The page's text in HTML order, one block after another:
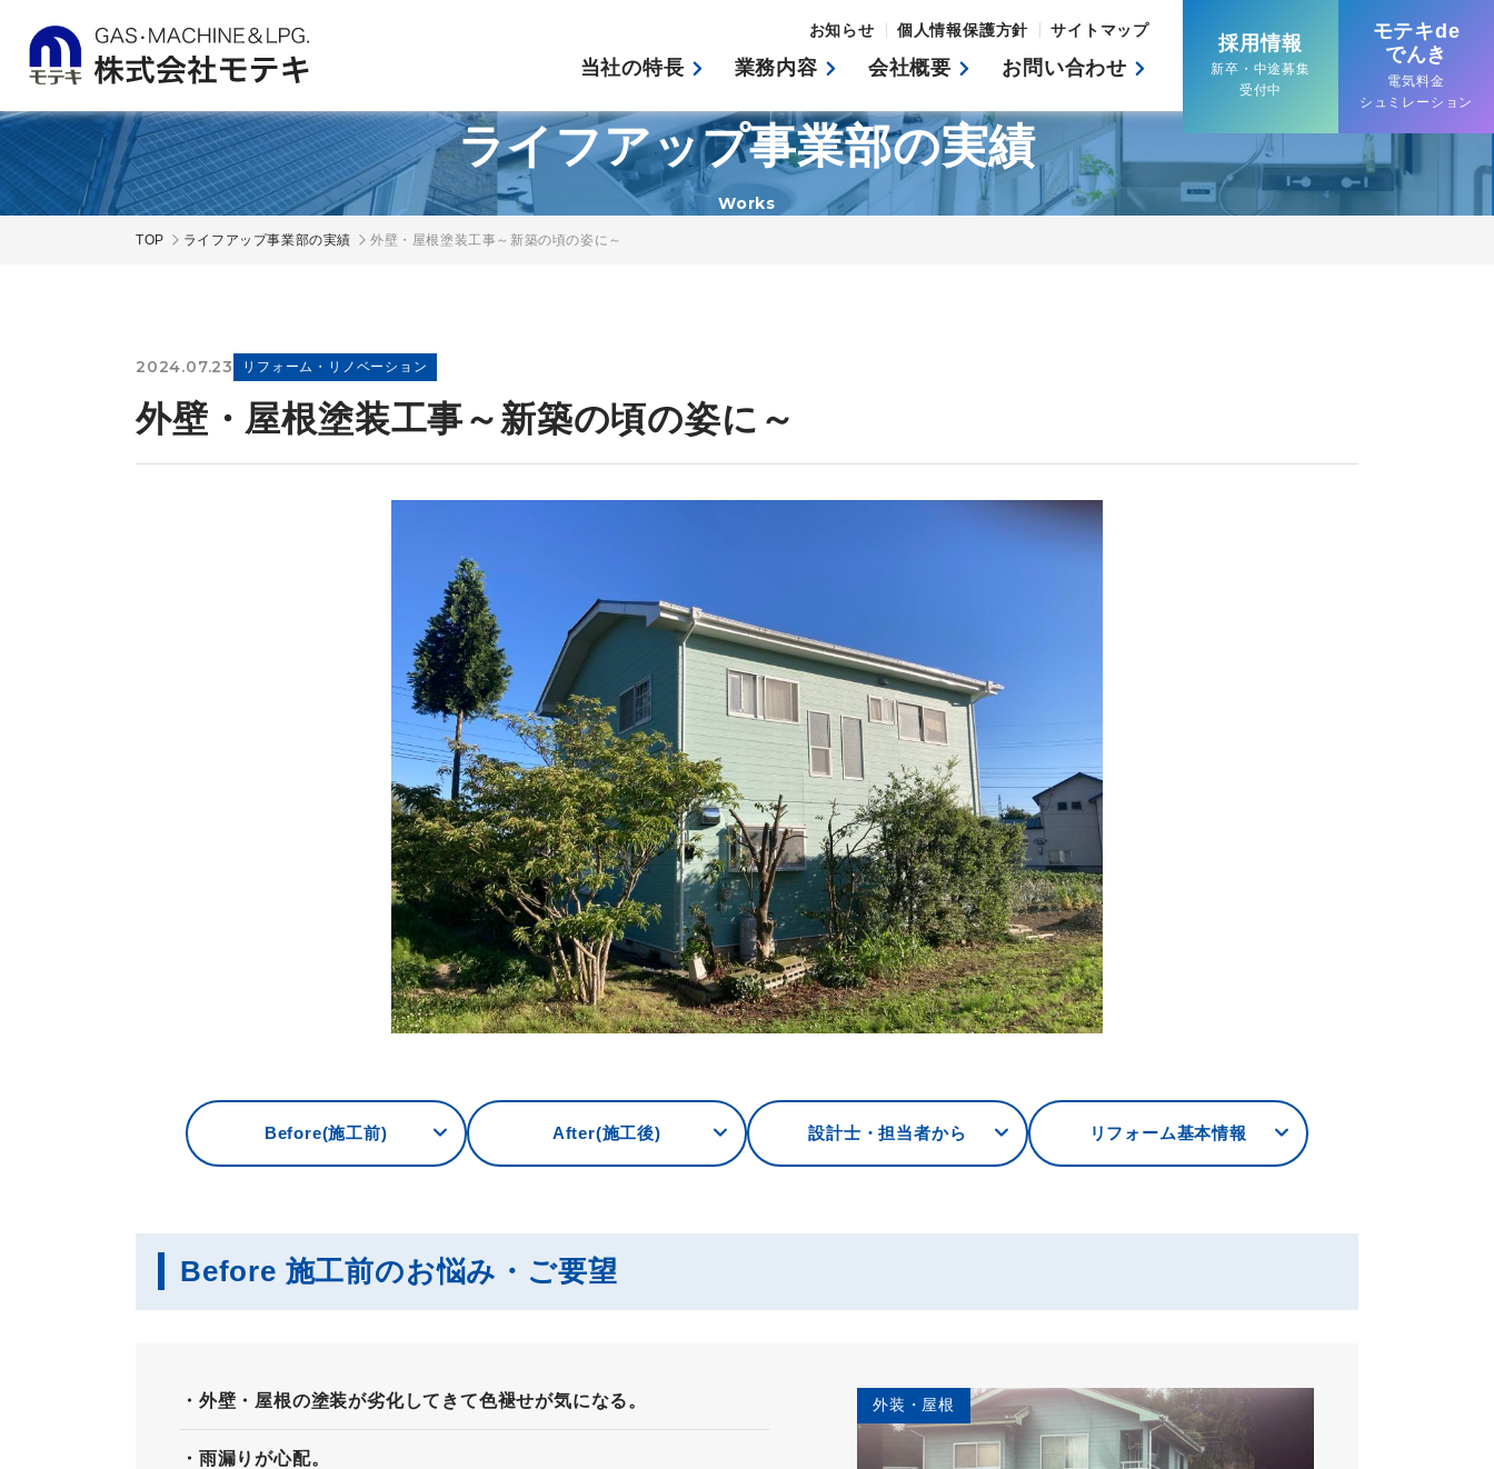
当社の特長 業務内容 会社概要 お問い合わせ
お知らせ 個人情報保護方針 サイトマップ
採用情報
新卒・中途募集
受付中
モテキde
でんき
電気料金
シュミレーション
ライフアップ事業部の実績
Works
TOP ライフアップ事業部の実績 外壁・屋根塗装工事～新築の頃の姿に～
2024.07.23 リフォーム・リノベーション
外壁・屋根塗装工事～新築の頃の姿に～
Before(施工前) After(施工後) 設計士・担当者から リフォーム基本情報
Before 施工前のお悩み・ご要望
外壁・屋根の塗装が劣化してきて色褪せが気になる。
雨漏りが心配。
外装・屋根 外装・屋根